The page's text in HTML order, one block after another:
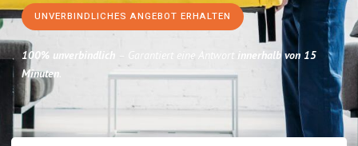
UNVERBINDLICHES ANGEBOT ERHALTEN
100% unverbindlich – Garantiert eine Antwort innerhalb von 15
Minuten.